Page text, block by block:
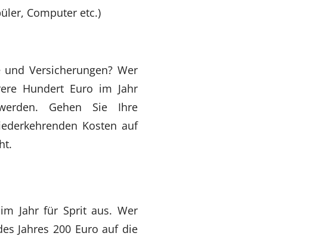
Computer etc.)
Versicherungen? Wer
Hundert Euro im Jahr
Gehen Sie Ihre
Kosten auf
Jahr für Sprit aus. Wer
Jahres 200 Euro auf die